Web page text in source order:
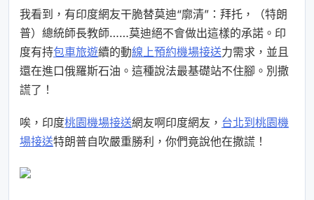
我看到，有印度網友干脆替莫迪“廓清”：拜托，（特朗
普）總統師長教師……莫迪絕不會做出這樣的承諾。印
度有持包車旅遊續的動線上預約機場接送力需求，並且
還在進口俄羅斯石油。這種說法最基礎站不住腳。別撒
謊了！
唉，印度桃園機場接送網友啊印度網友， 台北到桃園機
場接送特朗普自吹嚴重勝利，你們竟說他在撒謊！